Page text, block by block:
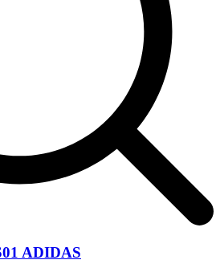
ADIDAS